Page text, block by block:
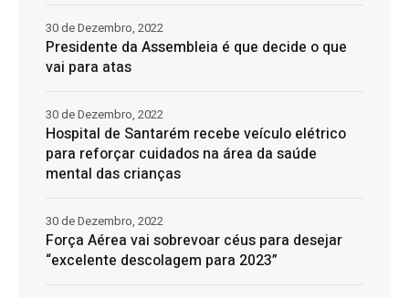
Presidente da Assembleia é que decide o que
vai para atas
30 de Dezembro, 2022
Hospital de Santarém recebe veículo elétrico
para reforçar cuidados na área da saúde
mental das crianças
30 de Dezembro, 2022
Força Aérea vai sobrevoar céus para desejar
“excelente descolagem para 2023”
30 de Dezembro, 2022